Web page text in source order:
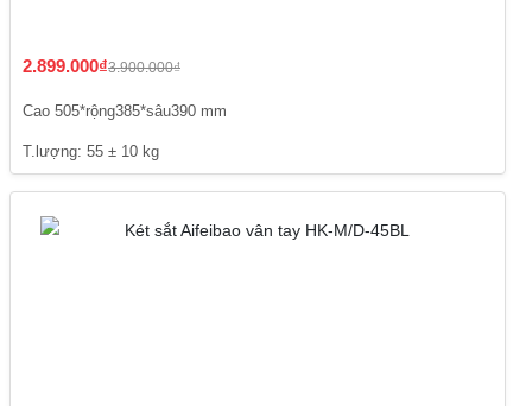
2.899.000₫3.900.000₫
Cao 505*rộng385*sâu390 mm
T.lượng: 55 ± 10 kg